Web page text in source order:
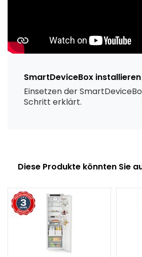
SmartDeviceBox
Einsetzen der
Schritt erklärt.
Diese Produkte könnten Sie